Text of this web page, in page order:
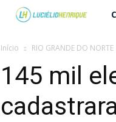
Início RIO GRANDE DO NORTE
145 mil